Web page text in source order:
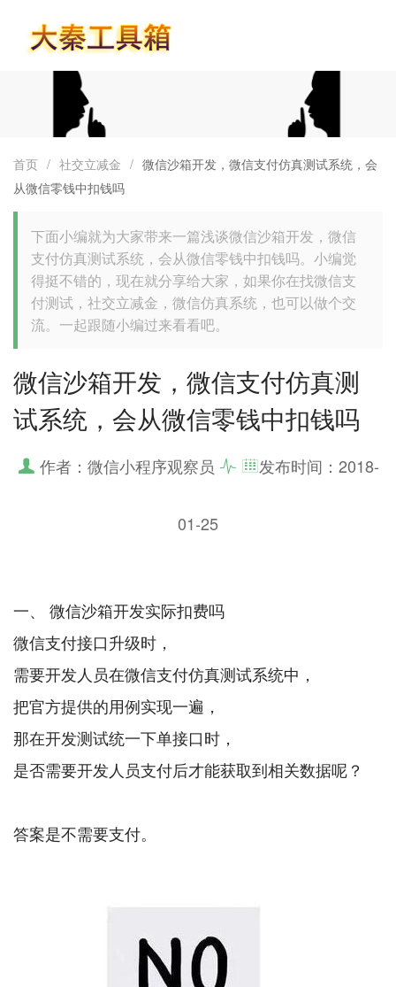
首页 / 社交立减金 / 微信沙箱开发，微信支付仿真测试系统，会
从微信零钱中扣钱吗
下面小编就为大家带来一篇浅谈微信沙箱开发，微信
支付仿真测试系统，会从微信零钱中扣钱吗。小编觉
得挺不错的，现在就分享给大家，如果你在找微信支
付测试，社交立减金，微信仿真系统，也可以做个交
流。一起跟随小编过来看看吧。
微信沙箱开发，微信支付仿真测
试系统，会从微信零钱中扣钱吗
作者：微信小程序观察员 发布时间： 2018-
01-25
一、 微信沙箱开发实际扣费吗
微信支付接口升级时，
需要开发人员在微信支付仿真测试系统中，
把官方提供的用例实现一遍，
那在开发测试统一下单接口时，
是否需要开发人员支付后才能获取到相关数据呢？
答案是不需要支付。